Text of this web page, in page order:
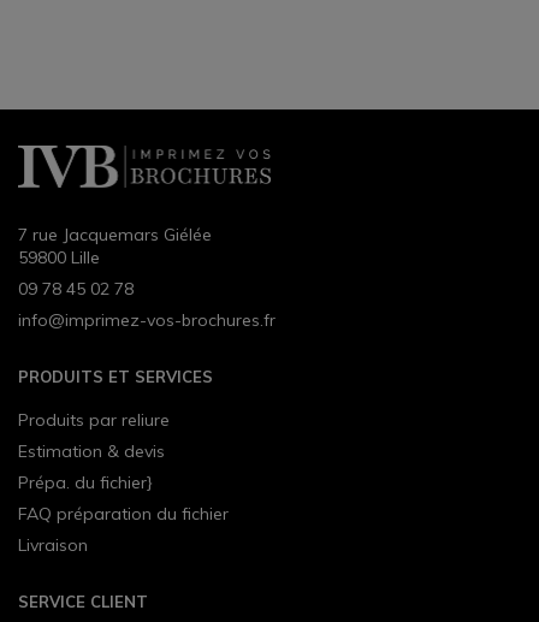
7 rue Jacquemars Giélée
59800 Lille
09 78 45 02 78
info@imprimez-vos-brochures.fr
PRODUITS ET SERVICES
Produits par reliure
Estimation & devis
Prépa. du fichier}
FAQ préparation du fichier
Livraison
SERVICE CLIENT